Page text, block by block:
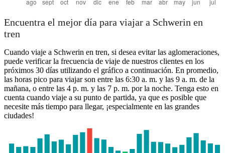
Encuentra el mejor día para viajar a Schwerin en
tren
Cuando viaje a Schwerin en tren, si desea evitar las aglomeraciones,
puede verificar la frecuencia de viaje de nuestros clientes en los
próximos 30 días utilizando el gráfico a continuación. En promedio,
las horas pico para viajar son entre las 6:30 a. m. y las 9 a. m. de la
mañana, o entre las 4 p. m. y las 7 p. m. por la noche. Tenga esto en
cuenta cuando viaje a su punto de partida, ya que es posible que
necesite más tiempo para llegar, ¡especialmente en las grandes
ciudades!